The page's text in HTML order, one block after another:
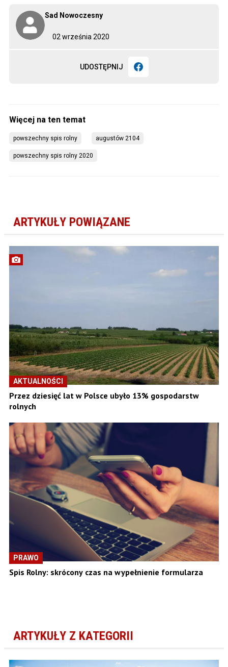
02 września 2020
Sad Nowoczesny
UDOSTĘPNIJ
powszechny spis rolny augustów 2104
powszechny spis rolny 2020
ARTYKUŁY POWIĄZANE
AKTUALNOŚCI
Przez dziesięć lat w Polsce ubyło 13% gospodarstw
rolnych
PRAWO
Spis Rolny: skrócony czas na wypełnienie formularza
ARTYKUŁY Z KATEGORII